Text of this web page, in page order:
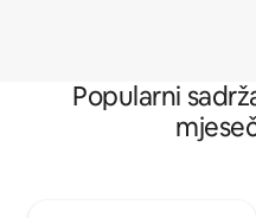
Popularni